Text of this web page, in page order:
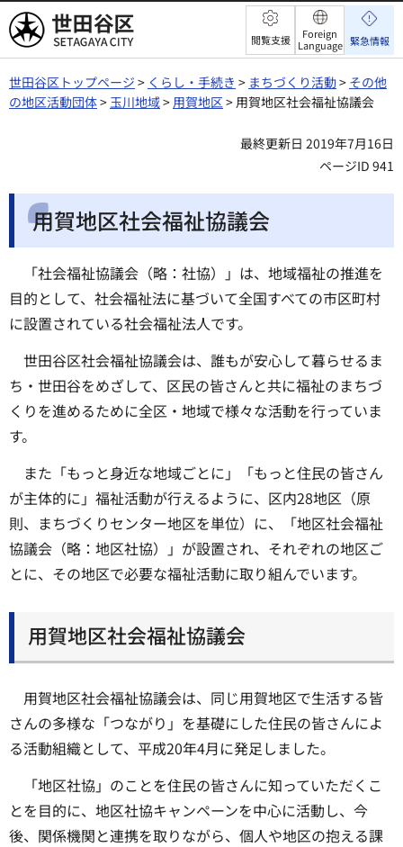
世田谷区 閲覧支援
Foreign
Language 緊急情報
世田谷区トップページ > くらし・手続き > まちづくり活動> その他
の地区活動団体>玉川地域> 用賀地区> 用賀地区社会福祉協議会
最終更新日 2019年7月16日
ページID 941
用賀地区社会福祉協議会
「社会福祉協議会（略：社協）」は、地域福祉の推進を
目的として、社会福祉法に基づいて全国すべての市区町村
に設置されている社会福祉法人です。
世田谷区社会福祉協議会は、誰もが安心して暮らせるま
ち・世田谷をめざして、区民の皆さんと共に福祉のまちづ
くりを進めるために全区・地域で様々な活動を行っていま
す。
また「もっと身近な地域ごとに」「もっと住民の皆さん
が主体的に」福祉活動が行えるように、区内28地区（原
則、まちづくりセンター地区を単位）に、「地区社会福祉
協議会（略：地区社協）」が設置され、それぞれの地区ご
とに、その地区で必要な福祉活動に取り組んでいます。
用賀地区社会福祉協議会
用賀地区社会福祉協議会は、同じ用賀地区で生活する皆
さんの多様な「つながり」を基礎にした住民の皆さんによ
る活動組織として、平成20年4月に発足しました。
「地区社協」のことを住民の皆さんに知っていただくこ
とを目的に、地区社協キャンペーンを中心に活動し、今
後、関係機関と連携を取りながら、個人や地区の抱える課